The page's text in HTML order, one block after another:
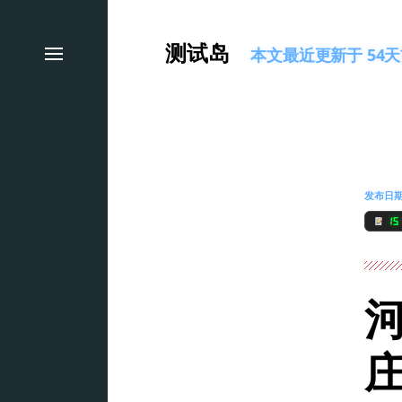
测试岛 本文最近更新于 54
发布日